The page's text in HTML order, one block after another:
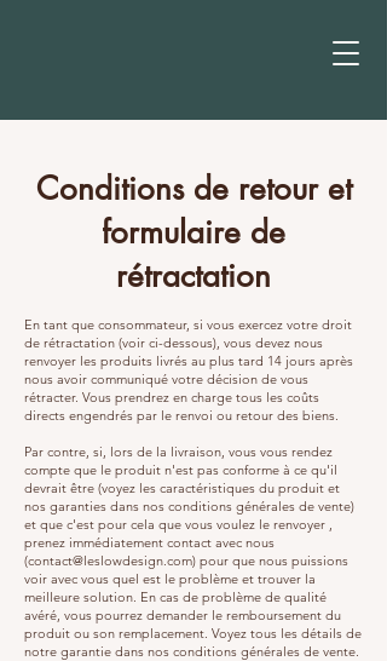
Conditions de retour et
formulaire de
rétractation
En tant que consommateur, si vous exercez votre droit
de rétractation (voir ci-dessous), vous devez nous
renvoyer les produits livrés au plus tard 14 jours après
nous avoir communiqué votre décision de vous
rétracter. Vous prendrez en charge tous les coûts
directs engendrés par le renvoi ou retour des biens.
Par contre, si, lors de la livraison, vous vous rendez
compte que le produit n'est pas conforme à ce qu'il
devrait être (voyez les caractéristiques du produit et
nos garanties dans nos conditions générales de vente)
et que c'est pour cela que vous voulez le renvoyer ,
prenez immédiatement contact avec nous
(contact@leslowdesign.com) pour que nous puissions
voir avec vous quel est le problème et trouver la
meilleure solution. En cas de problème de qualité
avéré, vous pourrez demander le remboursement du
produit ou son remplacement. Voyez tous les détails de
notre garantie dans nos conditions générales de vente.